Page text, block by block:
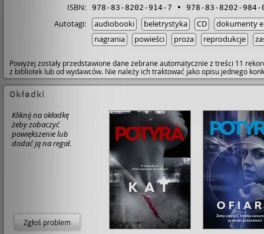
ISBN: 978-83-8202-914-7 978-83-8202-984-
Autotagi: audiobooki beletrystyka CD
dokumenty
nagrania
powieści proza reprodukcje
Powyżej zostały przedstawione dane zebrane automatycznie z treści 11
z bibliotek lub od wydawców. Nie należy ich traktować jako opisu jednego
Okładki
Kliknij na okładkę
żeby zobaczyć
powiększenie lub
dodać ją na regał.
Zgłoś problem